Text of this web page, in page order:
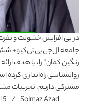
در پی افزایش خشونت و
جامعه ال‌جی‌بی‌تی‌کیو+
رنگین کمان“ را، با هدف
روانشناسی راه‌اندازی
مشترکی داریم. تجربیات
Solmaz Azad
5 اکتبر, 2023